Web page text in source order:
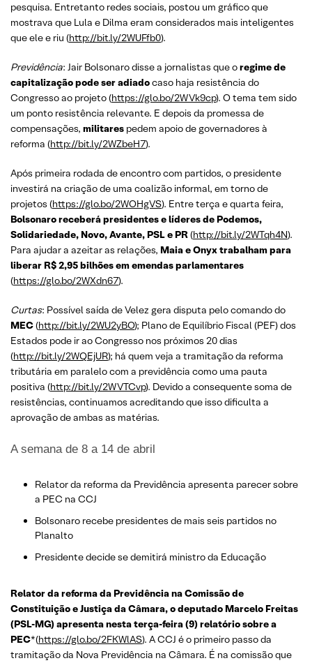
pesquisa. Entretanto redes sociais, postou um gráfico que
mostrava que Lula e Dilma eram considerados mais inteligentes
que ele e riu (http://bit.ly/2WUFfb0).
Previdência: Jair Bolsonaro disse a jornalistas que oregime de
capitalização pode ser adiadocaso haja resistência do
Congresso ao projeto (https://glo.bo/2WVk9cp). O tema tem sido
um ponto resistência relevante. E depois da promessa de
compensações, militares pedem apoio de governadores à
reforma (http://bit.ly/2WZbeH7).
Após primeira rodada de encontro com partidos, o presidente
investirá na criação de uma coalizão informal, em torno de
projetos (https://glo.bo/2WOHgVS). Entre terça e quarta feira,
Bolsonaro receberá presidentes e líderes de Podemos,
Solidariedade, Novo, Avante, PSL e PR(http://bit.ly/2WTqh4N).
Para ajudar a azeitar as relações, Maia e Onyx trabalham para
liberar R$ 2,95 bilhões em emendas parlamentares
(https://glo.bo/2WXdn67).
Curtas: Possível saída de Velez gera disputa pelo comando do
MEC(http://bit.ly/2WU2yBO); Plano de Equilíbrio Fiscal (PEF) dos
Estados pode ir ao Congresso nos próximos 20 dias
(http://bit.ly/2WQEjUR); há quem veja a tramitação da reforma
tributária em paralelo com a previdência como uma pauta
positiva (http://bit.ly/2WVTCvp). Devido a consequente soma de
resistências, continuamos acreditando que isso dificulta a
aprovação de ambas as matérias.
A semana de 8 a 14 de abril
Relator da reforma da Previdência apresenta parecer sobre
a PEC na CCJ
Bolsonaro recebe presidentes de mais seis partidos no
Planalto
Presidente decide se demitirá ministro da Educação
Relator da reforma da Previdência na Comissão de
Constituição e Justiça da Câmara, o deputado Marcelo Freitas
(PSL-MG) apresenta nesta terça-feira (9) relatório sobre a
PEC*(https://glo.bo/2FKWlAS). A CCJ é o primeiro passo da
tramitação da Nova Previdência na Câmara. É na comissão que